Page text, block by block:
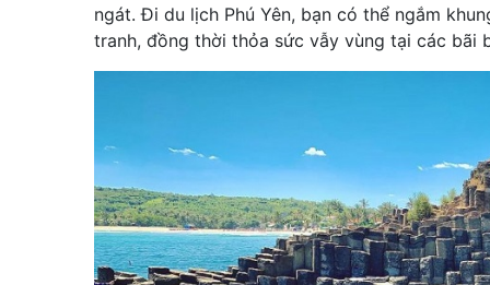
ngát. Đi du lịch Phú Yên, bạn có thể ngắm
tranh, đồng thời thỏa sức vẫy vùng tại các bãi